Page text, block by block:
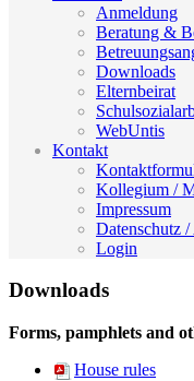
Anmeldung
Beratung &
Downloads
Elternbeirat
WebUntis
Kontakt
Kollegium /
Impressum
Datenschutz
Login
Downloads
Forms, pamphlets and
House rules